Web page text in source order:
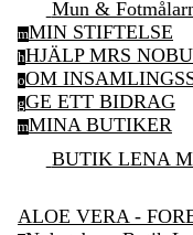
Mun &
mMIN STIFTELSE
hHJÄLP MRS
oOM
gGE ETT BIDRAG
mMINA BUTIKER
BUTIK LENA
ALOE VERA -